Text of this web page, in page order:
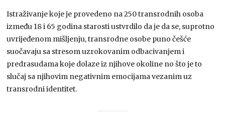
Istraživanje koje je provedeno na 250 transrodnih osoba
između 18 i 65 godina starosti ustvrdilo da je da se, suprotno
uvrijeđenom mišljenju, transrodne osobe puno češće
suočavaju sa stresom uzrokovanim odbacivanjem i
predrasudama koje dolaze iz njihove okoline no što je to
slučaj sa njihovim negativnim emocijama vezanim uz
transrodni identitet.